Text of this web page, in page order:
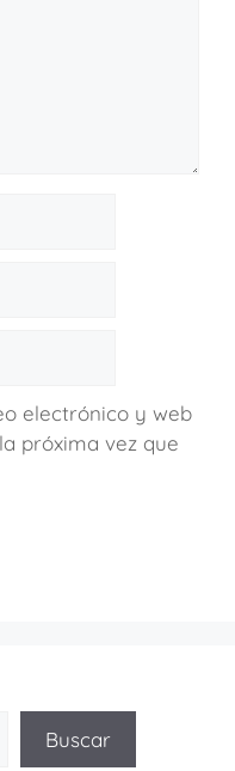
electrónico y web
próxima vez que
Buscar